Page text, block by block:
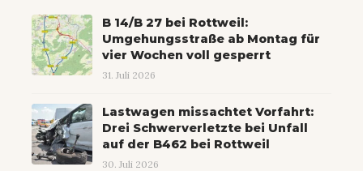
B 14/B 27 bei Rottweil:
Umgehungsstraße ab Montag für
vier Wochen voll gesperrt
31. Juli 2026
Lastwagen missachtet Vorfahrt:
Drei Schwerverletzte bei Unfall
auf der B462 bei Rottweil
30. Juli 2026